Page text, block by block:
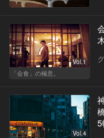
Vol.1
「会食」の極意。
Vol.4